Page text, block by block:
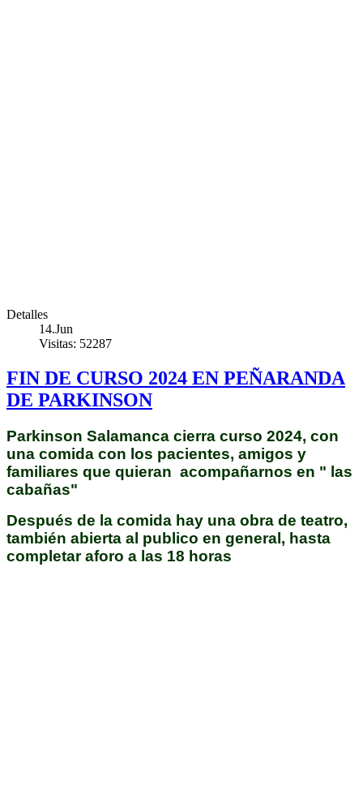
Detalles
14.Jun
Visitas: 52287
FIN DE CURSO 2024 EN PEÑARANDA
DE PARKINSON
Parkinson Salamanca cierra curso 2024, con
una comida con los pacientes, amigos y
familiares que quieran acompañarnos en " las
cabañas"
Después de la comida hay una obra de teatro,
también abierta al publico en general, hasta
completar aforo a las 18 horas